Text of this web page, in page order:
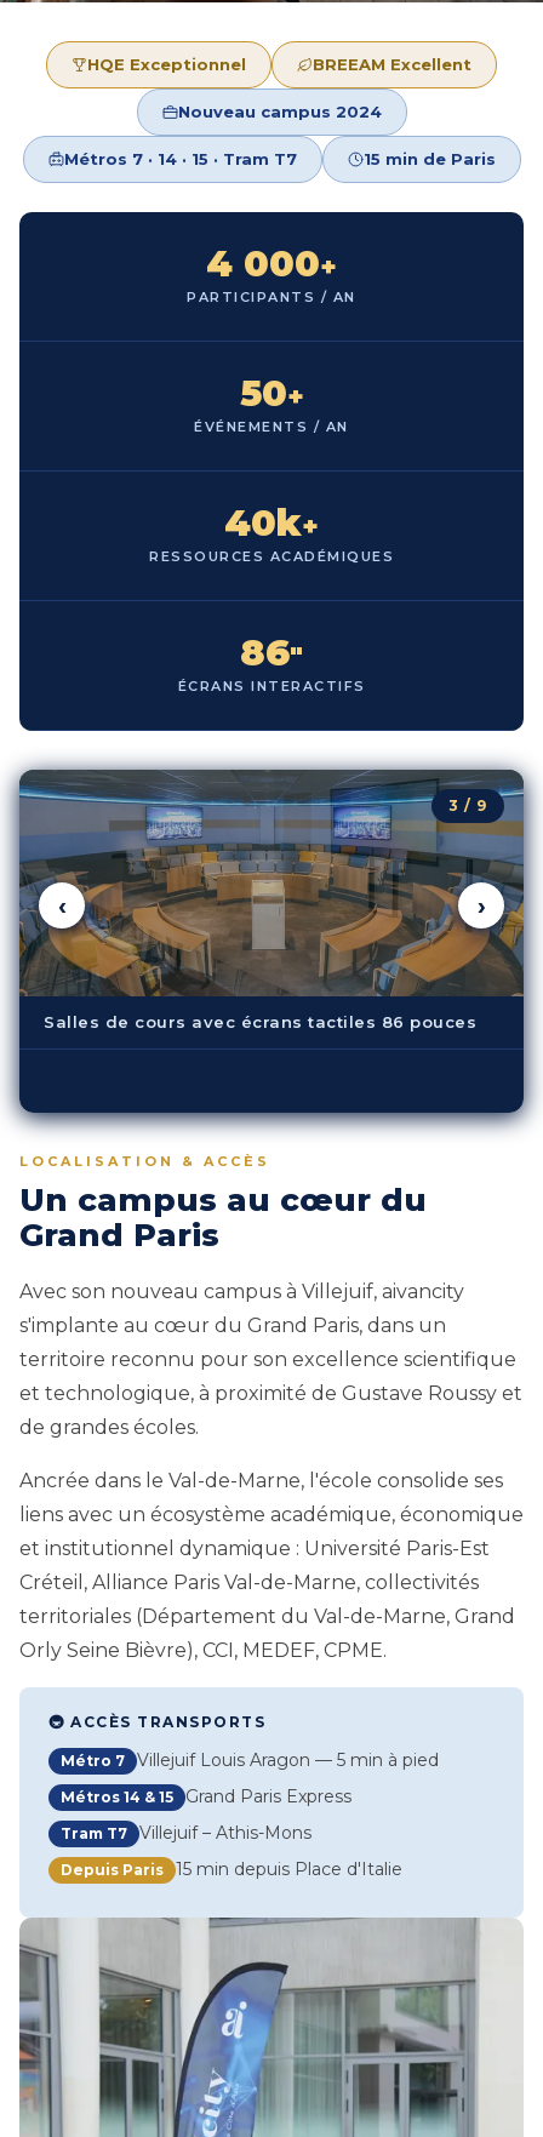
HQE Exceptionnel BREEAM Excellent
Nouveau campus 2024
Métros 7 · 14 · 15 · Tram T7 15 min de Paris
4 000+
PARTICIPANTS / AN
50+
ÉVÉNEMENTS / AN
40k+
RESSOURCES ACADÉMIQUES
86"
ÉCRANS INTERACTIFS
‹ ›
3 / 9
Salles de cours avec écrans tactiles 86 pouces
LOCALISATION & ACCÈS
Un campus au cœur du
Grand Paris
Avec son nouveau campus à Villejuif, aivancity
s'implante au cœur du Grand Paris, dans un
territoire reconnu pour son excellence scientifique
et technologique, à proximité de Gustave Roussy et
de grandes écoles.
Ancrée dans le Val-de-Marne, l'école consolide ses
liens avec un écosystème académique, économique
et institutionnel dynamique : Université Paris-Est
Créteil, Alliance Paris Val-de-Marne, collectivités
territoriales (Département du Val-de-Marne, Grand
Orly Seine Bièvre), CCI, MEDEF, CPME.
🚇 ACCÈS TRANSPORTS
Métro 7 Villejuif Louis Aragon — 5 min à pied
Métros 14 & 15 Grand Paris Express
Tram T7 Villejuif – Athis-Mons
Depuis Paris 15 min depuis Place d'Italie
Image